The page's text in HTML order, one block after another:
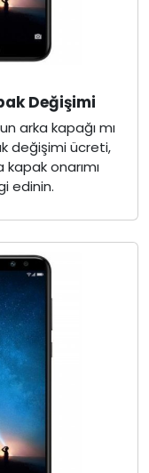
Değişimi
arka kapağı mı
değişimi ücreti,
onarımı
edinin.